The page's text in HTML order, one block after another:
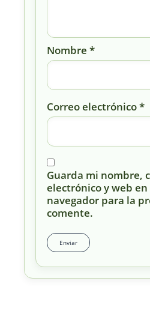
Nombre *
Correo electrónico*
Guarda mi nombre,
electrónico y web en
navegador para la
comente.